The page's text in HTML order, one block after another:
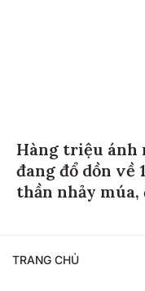
Hàng triệu ánh
đang đổ dồn về
thần nhảy múa,
TRANG CHỦ